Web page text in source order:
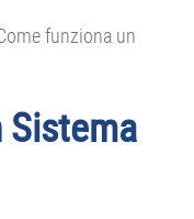
funziona un
Sistema